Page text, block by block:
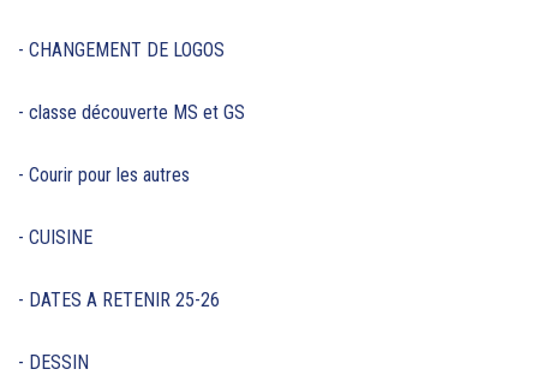
- CHANGEMENT DE LOGOS
- classe découverte MS et GS
- Courir pour les autres
- CUISINE
- DATES A RETENIR 25-26
- DESSIN